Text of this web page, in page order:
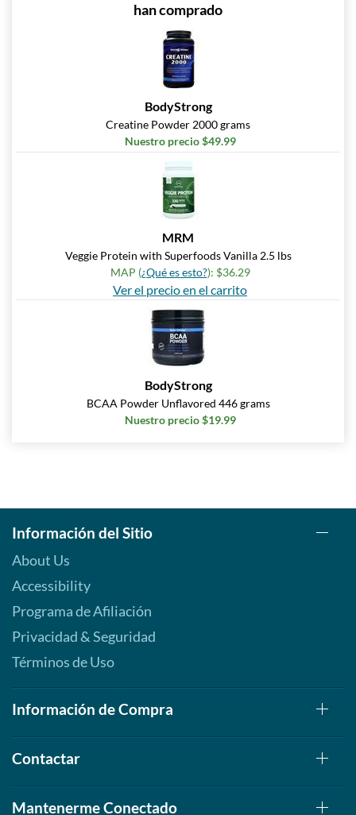
han comprado
BodyStrong
Creatine Powder 2000 grams
Nuestro precio $49.99
MRM
Veggie Protein with Superfoods Vanilla 2.5 lbs
MAP (¿Qué es esto?): $36.29
Ver el precio en el carrito
BodyStrong
BCAA Powder Unflavored 446 grams
Nuestro precio $19.99
Información del Sitio
About Us
Accessibility
Programa de Afiliación
Privacidad & Seguridad
Términos de Uso
Información de Compra
Contactar
Mantenerme Conectado